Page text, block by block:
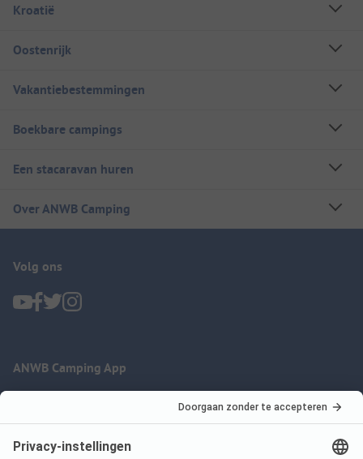
Kroatië
Oostenrijk
Vakantiebestemmingen
Boekbare campings
Een stacaravan huren
Over ANWB Camping
Volg ons
ANWB Camping App